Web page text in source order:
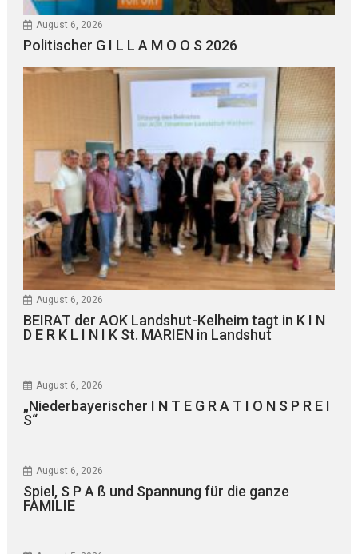
August 6, 2026
Politischer G I L L A M O O S 2026
August 6, 2026
BEIRAT der AOK Landshut-Kelheim tagt in K I N
D E R K L I N I K St. MARIEN in Landshut
August 6, 2026
„Niederbayerischer I N T E G R A T I O N S P R E I
S“
August 6, 2026
Spiel, S P A ß und Spannung für die ganze
FAMILIE